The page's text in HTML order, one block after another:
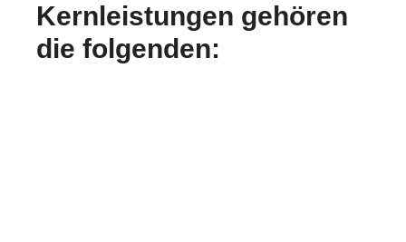
Kernleistungen gehören
die folgenden: